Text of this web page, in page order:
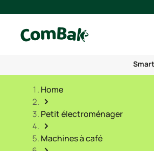
Home
Petit électroménager
Machines à café